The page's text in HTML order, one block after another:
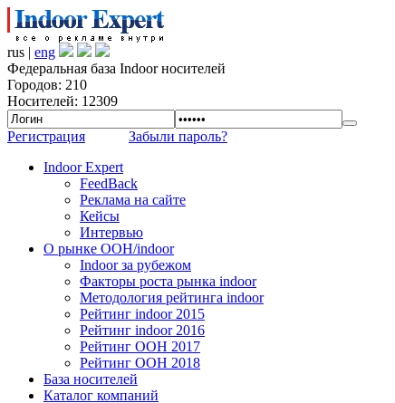
rus | eng
Федеральная база Indoor носителей
Городов: 210
Носителей: 12309
Регистрация
Забыли пароль?
Indoor Expert
FeedBack
Реклама на сайте
Кейсы
Интервью
О рынке OOH/indoor
Indoor за рубежом
Факторы роста рынка indoor
Методология рейтинга indoor
Рейтинг indoor 2015
Рейтинг indoor 2016
Рейтинг OOH 2017
Рейтинг OOH 2018
База носителей
Каталог компаний